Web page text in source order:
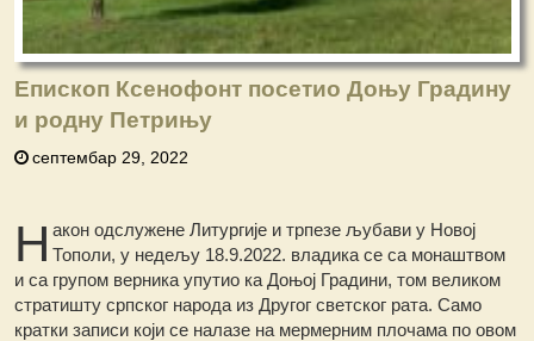
Епископ Ксенофонт посетио Доњу Градину
и родну Петрињу
септембар 29, 2022
Н акон одслужене Литургије и трпезе љубави у Новој
Тополи, у недељу 18.9.2022. владика се са монаштвом
и са групом верника упутио ка Доњој Градини, том великом
стратишту српског народа из Другог светског рата. Само
кратки записи који се налазе на мермерним плочама по овом